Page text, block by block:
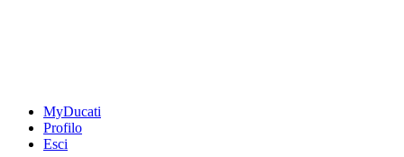
MyDucati
Profilo
Esci